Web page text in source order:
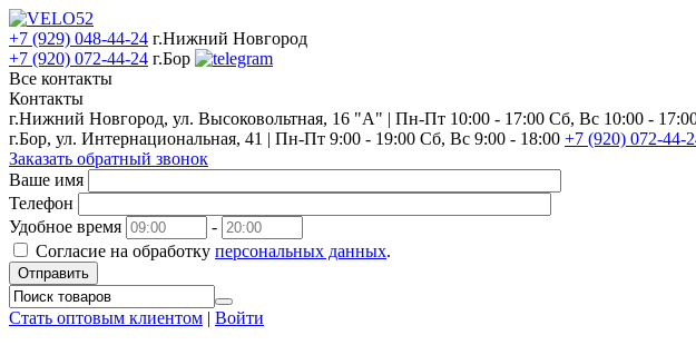
+7 (929) 048-44-24 г.Нижний Новгород
+7 (920) 072-44-24 г.Бор
Все контакты
Контакты
г.Нижний Новгород, ул. Высоковольтная, 16 "А" | Пн-Пт 10:00 - 17:00 Сб, Вс 10:00 -
г.Бор, ул. Интернациональная, 41 | Пн-Пт 9:00 - 19:00 Сб, Вс 9:00 - 18:00 +7 (920) 072-44-
Заказать обратный звонок
Ваше имя
Телефон
Удобное время
-
Согласие на обработку персональных данных.
Отправить
Стать оптовым клиентом | Войти